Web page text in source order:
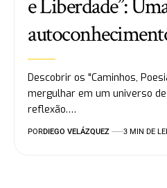
e Liberdade”:
Descobrir os "Caminhos,
mergulhar em um universo
reflexão.…
PORDIEGO VELÁZQUEZ 3 MIN DE